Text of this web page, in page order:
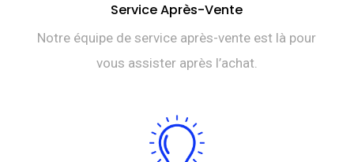
Service Après-Vente
Notre équipe de service après-vente est là pour
vous assister après l’achat.